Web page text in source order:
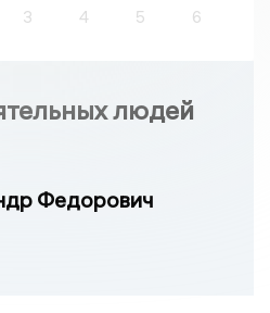
3 4 5 6
людей
Федорович